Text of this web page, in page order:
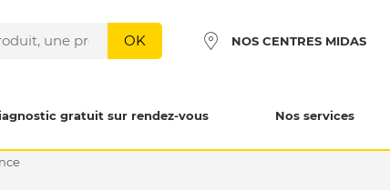
OK NOS CENTRES MIDAS
gratuit sur rendez-vous Nos services